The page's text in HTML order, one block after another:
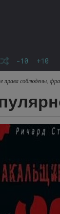
-10 +10
права соблюдены,